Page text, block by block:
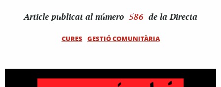
Article publicat al número 586 de la Directa
CURES GESTIÓ COMUNITÀRIA